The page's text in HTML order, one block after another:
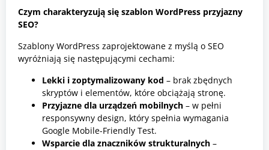
Czym charakteryzują się szablon WordPress przyjazny
SEO?
Szablony WordPress zaprojektowane z myślą o SEO
wyróżniają się następującymi cechami:
Lekki i zoptymalizowany kod – brak zbędnych
skryptów i elementów, które obciążają stronę.
Przyjazne dla urządzeń mobilnych – w pełni
responsywny design, który spełnia wymagania
Google Mobile-Friendly Test.
Wsparcie dla znaczników strukturalnych –